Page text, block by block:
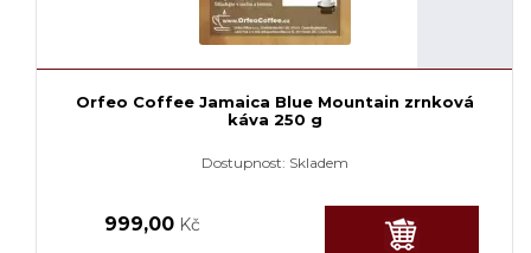
Orfeo Coffee Jamaica Blue Mountain zrnková
káva 250 g
Dostupnost: Skladem
999,00 Kč